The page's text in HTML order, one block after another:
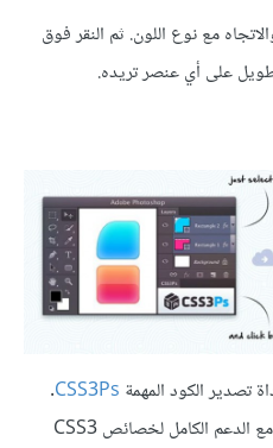
مع نوع اللون. ثم النقر فوق
على أي عنصر تريده.
تصدير الكود المهمة CSS3Ps
.
فهي تُعتبر أفضل خيار مجاني متاح مع الدعم الكامل لخصائص CSS3